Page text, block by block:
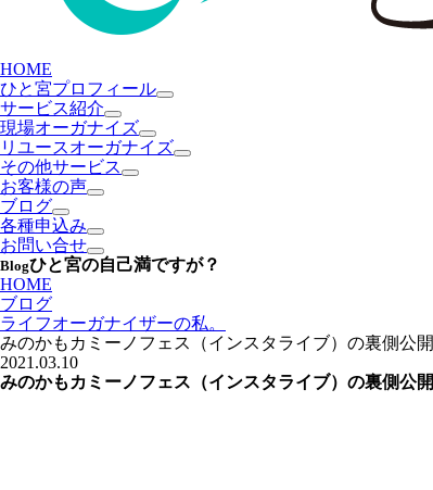
HOME
ひと宮プロフィール
サービス紹介
現場オーガナイズ
リユースオーガナイズ
その他サービス
お客様の声
ブログ
各種申込み
お問い合せ
Blogひと宮の自己満ですが？
HOME
ブログ
ライフオーガナイザーの私。
みのかもカミーノフェス（インスタライブ）の裏側公開
2021.03.10
みのかもカミーノフェス（インスタライブ）の裏側公開